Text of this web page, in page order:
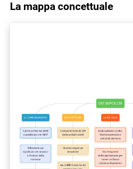
La mappa concettuale